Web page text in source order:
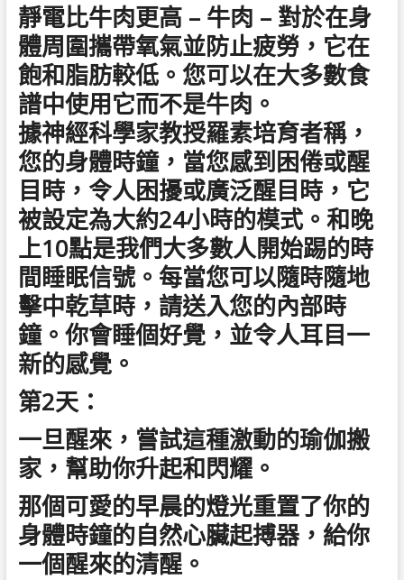
靜電比牛肉更高 – 牛肉 – 對於在身
體周圍攜帶氧氣並防止疲勞，它在
飽和脂肪較低。您可以在大多數食
譜中使用它而不是牛肉。
據神經科學家教授羅素培育者稱，
您的身體時鐘，當您感到困倦或醒
目時，令人困擾或廣泛醒目時，它
被設定為大約24小時的模式。和晚
上10點是我們大多數人開始踢的時
間睡眠信號。每當您可以隨時隨地
擊中乾草時，請送入您的內部時
鐘。你會睡個好覺，並令人耳目一
新的感覺。
第2天：
一旦醒來，嘗試這種激動的瑜伽搬
家，幫助你升起和閃耀。
那個可愛的早晨的燈光重置了你的
身體時鐘的自然心臟起搏器，給你
一個醒來的清醒。